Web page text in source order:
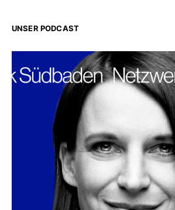
UNSER PODCAST